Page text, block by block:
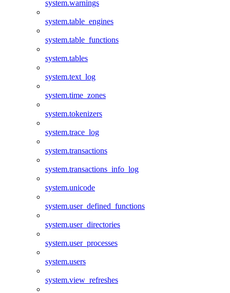
system.warnings
system.table_engines
system.table_functions
system.tables
system.text_log
system.time_zones
system.tokenizers
system.trace_log
system.transactions
system.transactions_info_log
system.unicode
system.user_defined_functions
system.user_directories
system.user_processes
system.users
system.view_refreshes